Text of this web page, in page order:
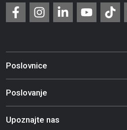
Poslovnice
Poslovanje
Upoznajte nas